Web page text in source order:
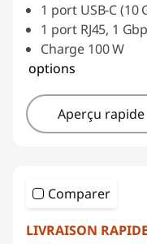
1 port USB-C (10
1 port RJ45, 1
Charge 100 W
options
Aperçu rapide
Comparer
LIVRAISON RAPIDE